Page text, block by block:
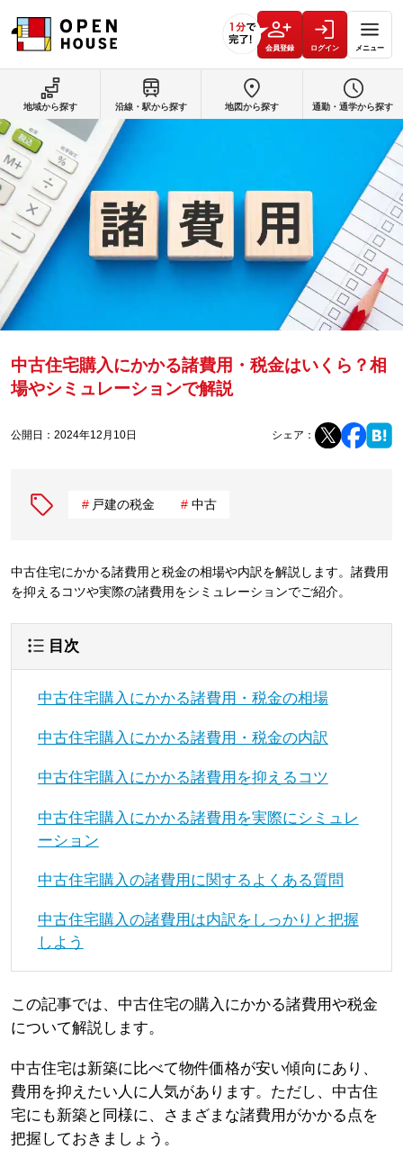
会員登録 ログイン メニュー
中古住宅購入にかかる諸費用・税金はいくら？相
場やシミュレーションで解説
公開日： 2024年12月10日 シェア：
戸建の税金 中古
中古住宅にかかる諸費用と税金の相場や内訳を解説します。諸費用
を抑えるコツや実際の諸費用をシミュレーションでご紹介。
目次
中古住宅購入にかかる諸費用・税金の相場
中古住宅購入にかかる諸費用・税金の内訳
中古住宅購入にかかる諸費用を抑えるコツ
中古住宅購入にかかる諸費用を実際にシミュレ
ーション
中古住宅購入の諸費用に関するよくある質問
中古住宅購入の諸費用は内訳をしっかりと把握
しよう
この記事では、中古住宅の購入にかかる諸費用や税金
について解説します。
中古住宅は新築に比べて物件価格が安い傾向にあり、
費用を抑えたい人に人気があります。ただし、中古住
宅にも新築と同様に、さまざまな諸費用がかかる点を
把握しておきましょう。
地域から探す 沿線・駅から探す 地図から探す 通勤・通学から探す